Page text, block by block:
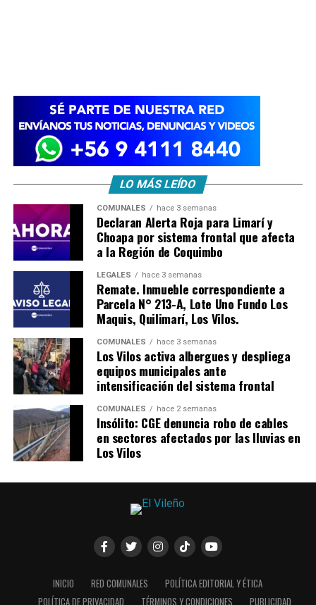
LO MÁS LEÍDO
COMUNALES hace 3 semanas
Declaran Alerta Roja para Limarí y
Choapa por sistema frontal que afecta
a la Región de Coquimbo
LEGALES hace 3 semanas
Remate. Inmueble correspondiente a
Parcela N° 213-A, Lote Uno Fundo Los
Maquis, Quilimarí, Los Vilos.
COMUNALES hace 3 semanas
Los Vilos activa albergues y despliega
equipos municipales ante
intensificación del sistema frontal
COMUNALES hace 2 semanas
Insólito: CGE denuncia robo de cables
en sectores afectados por las lluvias en
Los Vilos
INICIO RED COMUNALES
POLÍTICA EDITORIAL Y ÉTICA
POLÍTICA DE PRIVACIDAD
TÉRMINOS Y CONDICIONES PUBLICIDAD